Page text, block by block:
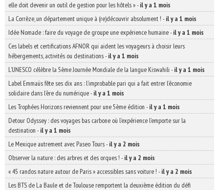
elle doit devenir un outil de gestion pour les hôtels »-il y a 1 mois
La Corrèze, un département unique à (re)découvrir absolument ! -il y a 1 mois
Idée Nomade : faire du voyage de groupe une expérience humaine-il y a 1 mois
Ces labels et certifications AFNOR qui aident les voyageurs à choisir leurs
hébergements, activités ou destinations-il y a 1 mois
L’UNESCO célèbre la 5ème Journée Mondiale de la langue Kiswahili -il y a 1 mois
Label Emmaüs fête ses dix ans : l’improbable pari qui a fait entrer l’économie
solidaire dans l’ère du numérique-il y a 1 mois
Les Trophées Horizons reviennent pour une 5ème édition -il y a 1 mois
Detour Odyssey : des voyages bas carbone où l’expérience l’emporte sur la
destination -il y a 1 mois
Le Mexique autrement avec Paseo Tours-il y a 2 mois
Observer la nature : des arbres et des orques ! -il y a 2 mois
« 45 randos nature autour de Paris » accessibles sans voiture ! -il y a 2 mois
Les BTS de La Baule et de Toulouse remportent la deuxième édition du défi